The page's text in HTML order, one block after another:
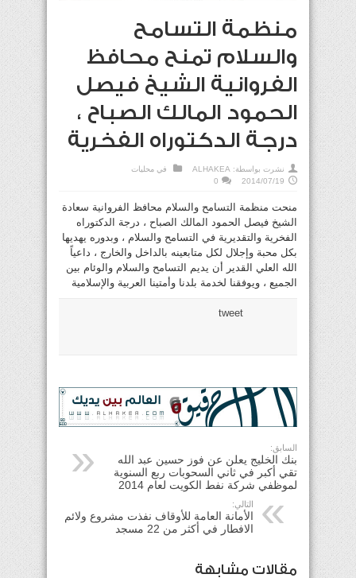
منظمة التسامح
والسلام تمنح محافظ
الفروانية الشيخ فيصل
الحمود المالك الصباح ،
درجة الدكتوراه الفخرية
نشرت بواسطة: ALHAKEA في محليات
2014/07/19
0
منحت منظمة التسامح والسلام محافظ الفروانية سعادة
الشيخ فيصل الحمود المالك الصباح ، درجة الدكتوراه
الفخرية والتقديرية في التسامح والسلام ، وبدوره يهديها
بكل محبة وإجلال لكل متابعينه بالداخل والخارج ، داعياً
الله العلي القدير أن يديم التسامح والسلام والوئام بين
الجميع ، ويوفقنا لخدمة بلدنا وأمتينا العربية والإسلامية
tweet
السابق:
بنك الخليج يعلن عن فوز حسين عبد الله
تقي أكبر في ثاني السحوبات ربع السنوية
لموظفي شركة نفط الكويت لعام 2014
التالي:
الأمانة العامة للأوقاف نفذت مشروع ولائم
الافطار في أكثر من 22 مسجد
مقالات مشابهة